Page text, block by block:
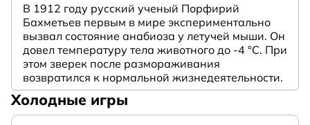
В 1912 году русский ученый Порфирий
Бахметьев первым в мире экспериментально
вызвал состояние анабиоза у летучей мыши. Он
довел температуру тела животного до -4 °C. При
этом зверек после размораживания
возвратился к нормальной жизнедеятельности.
Холодные игры